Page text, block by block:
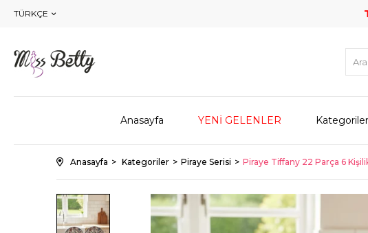
TÜRKÇE
Anasayfa YENİ GELENLER Kategoriler
Anasayfa Kategoriler Piraye Serisi Piraye Tiffany 22 Parça 6